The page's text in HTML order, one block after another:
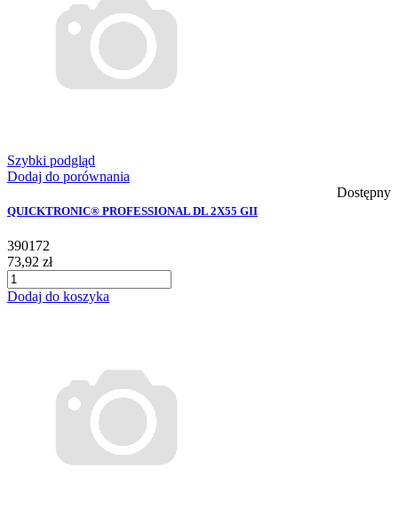
Szybki podgląd
Dodaj do porównania
Dostępny
QUICKTRONIC® PROFESSIONAL DL 2X55 GII
390172
73,92 zł
Dodaj do koszyka